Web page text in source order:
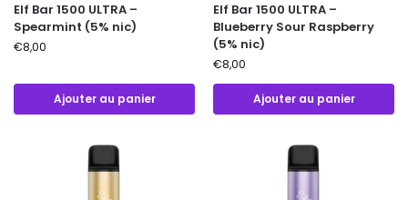
Elf Bar 1500 ULTRA –
Spearmint (5% nic)
€8,00
Ajouter au panier
Elf Bar 1500 ULTRA –
Blueberry Sour Raspberry
(5% nic)
€8,00
Ajouter au panier